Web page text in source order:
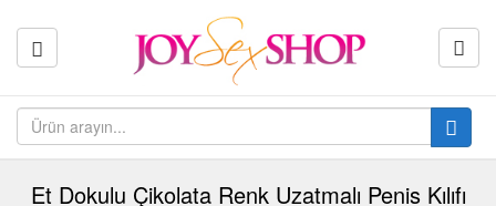
Et Dokulu Çikolata Renk Uzatmalı Penis Kılıfı